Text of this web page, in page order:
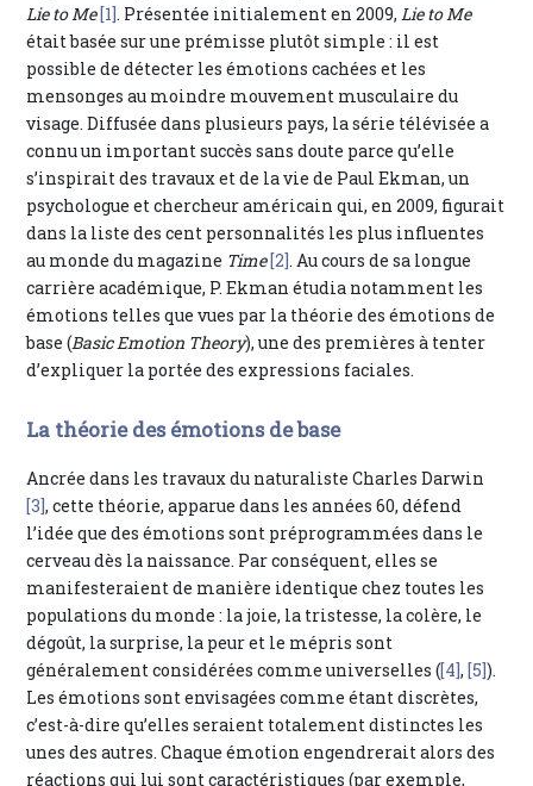
Lie to Me[1]. Présentée initialement en 2009, Lie to Me
était basée sur une prémisse plutôt simple : il est
possible de détecter les émotions cachées et les
mensonges au moindre mouvement musculaire du
visage. Diffusée dans plusieurs pays, la série télévisée a
connu un important succès sans doute parce qu’elle
s’inspirait des travaux et de la vie de Paul Ekman, un
psychologue et chercheur américain qui, en 2009, figurait
dans la liste des cent personnalités les plus influentes
au monde du magazine Time[2]. Au cours de sa longue
carrière académique, P. Ekman étudia notamment les
émotions telles que vues par la théorie des émotions de
base (Basic Emotion Theory), une des premières à tenter
d’expliquer la portée des expressions faciales.
La théorie des émotions de base
Ancrée dans les travaux du naturaliste Charles Darwin
[3], cette théorie, apparue dans les années 60, défend
l’idée que des émotions sont préprogrammées dans le
cerveau dès la naissance. Par conséquent, elles se
manifesteraient de manière identique chez toutes les
populations du monde : la joie, la tristesse, la colère, le
dégoût, la surprise, la peur et le mépris sont
généralement considérées comme universelles ([4],[5]).
Les émotions sont envisagées comme étant discrètes,
c’est-à-dire qu’elles seraient totalement distinctes les
unes des autres. Chaque émotion engendrerait alors des
réactions qui lui sont caractéristiques (par exemple,